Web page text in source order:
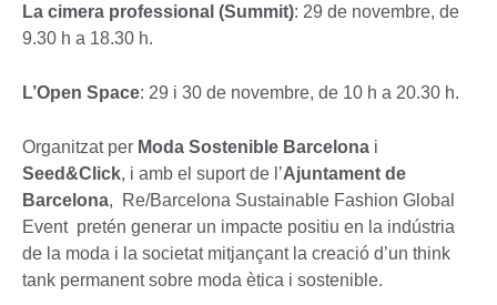
La cimera professional (Summit): 29 de novembre, de
9.30 h a 18.30 h.
L’Open Space: 29 i 30 de novembre, de 10 h a 20.30 h.
Organitzat per Moda Sostenible Barcelona i
Seed&Click, i amb el suport de l’Ajuntament de
Barcelona, Re/Barcelona Sustainable Fashion Global
Event pretén generar un impacte positiu en la indústria
de la moda i la societat mitjançant la creació d’un think
tank permanent sobre moda ètica i sostenible.